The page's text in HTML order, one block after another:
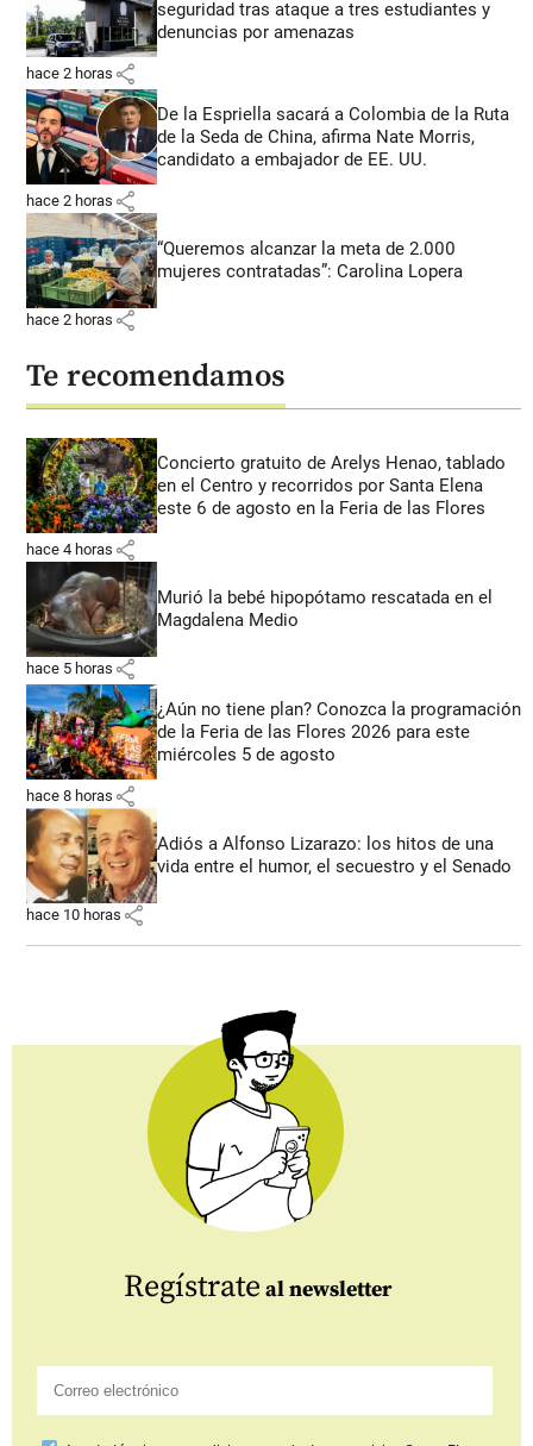
seguridad tras ataque a tres estudiantes y
denuncias por amenazas
hace 2 horas share
De la Espriella sacará a Colombia de la Ruta
de la Seda de China, afirma Nate Morris,
candidato a embajador de EE. UU.
hace 2 horas share
“Queremos alcanzar la meta de 2.000
mujeres contratadas”: Carolina Lopera
hace 2 horas share
Te recomendamos
Concierto gratuito de Arelys Henao, tablado
en el Centro y recorridos por Santa Elena
este 6 de agosto en la Feria de las Flores
hace 4 horas share
Murió la bebé hipopótamo rescatada en el
Magdalena Medio
hace 5 horas share
¿Aún no tiene plan? Conozca la programación
de la Feria de las Flores 2026 para este
miércoles 5 de agosto
hace 8 horas share
Adiós a Alfonso Lizarazo: los hitos de una
vida entre el humor, el secuestro y el Senado
hace 10 horas share
Regístrate al newsletter